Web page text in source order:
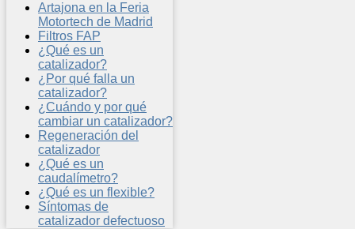
Artajona en la Feria
Motortech de Madrid
Filtros FAP
¿Qué es un
catalizador?
¿Por qué falla un
catalizador?
¿Cuándo y por qué
cambiar un catalizador?
Regeneración del
catalizador
¿Qué es un
caudalímetro?
¿Qué es un flexible?
Síntomas de
catalizador defectuoso